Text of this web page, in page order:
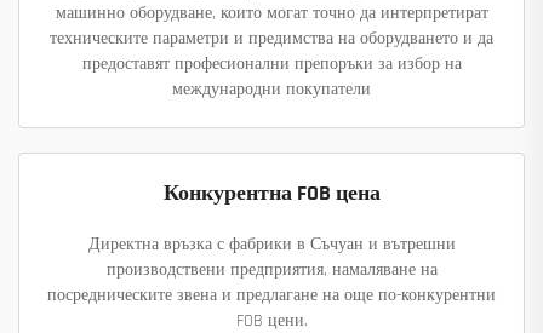
машинно оборудване, които могат точно да интерпретират
техническите параметри и предимства на оборудването и да
предоставят професионални препоръки за избор на
международни покупатели
Конкурентна FOB цена
Директна връзка с фабрики в Съчуан и вътрешни
производствени предприятия, намаляване на
посредническите звена и предлагане на още по-конкурентни
FOB цени.